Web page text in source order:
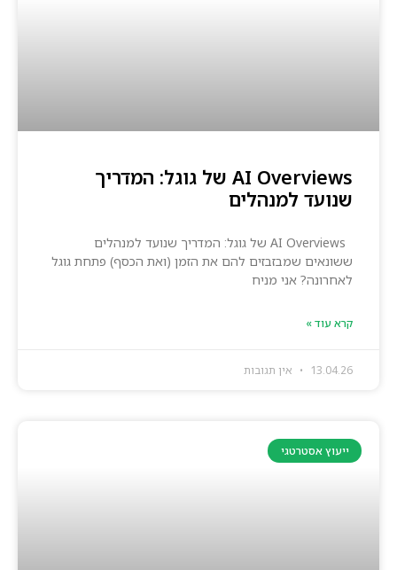
AI Overviews של גוגל: המדריך
שנועד למנהלים
AI Overviews של גוגל: המדריך שנועד למנהלים
ששונאים שמבזבזים להם את הזמן (ואת הכסף) פתחת גוגל
לאחרונה? אני מניח
קרא עוד »
13.04.26 אין תגובות
ייעוץ אסטרטגי